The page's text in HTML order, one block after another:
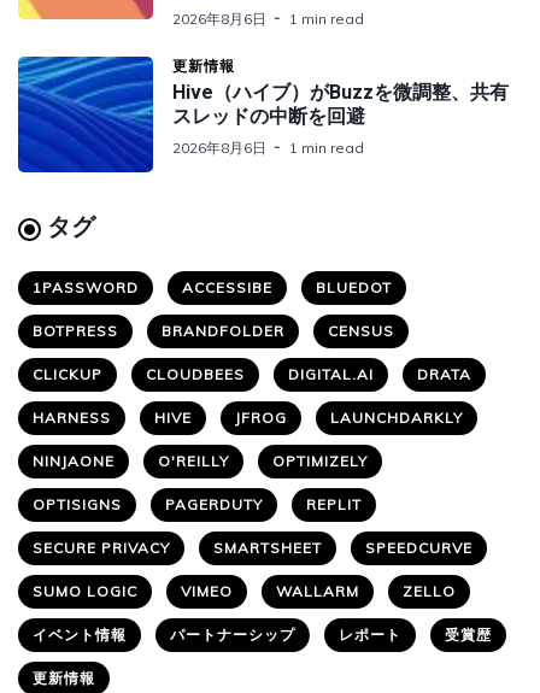
2026年8月6日 1 min read
更新情報
Hive（ハイブ）がBuzzを微調整、共有
スレッドの中断を回避
2026年8月6日 1 min read
タグ
1PASSWORD ACCESSIBE BLUEDOT
BOTPRESS BRANDFOLDER CENSUS
CLICKUP CLOUDBEES DIGITAL.AI DRATA
HARNESS HIVE JFROG LAUNCHDARKLY
NINJAONE O'REILLY OPTIMIZELY
OPTISIGNS PAGERDUTY REPLIT
SECURE PRIVACY SMARTSHEET SPEEDCURVE
SUMO LOGIC VIMEO WALLARM ZELLO
イベント情報 パートナーシップ レポート 受賞歴
更新情報